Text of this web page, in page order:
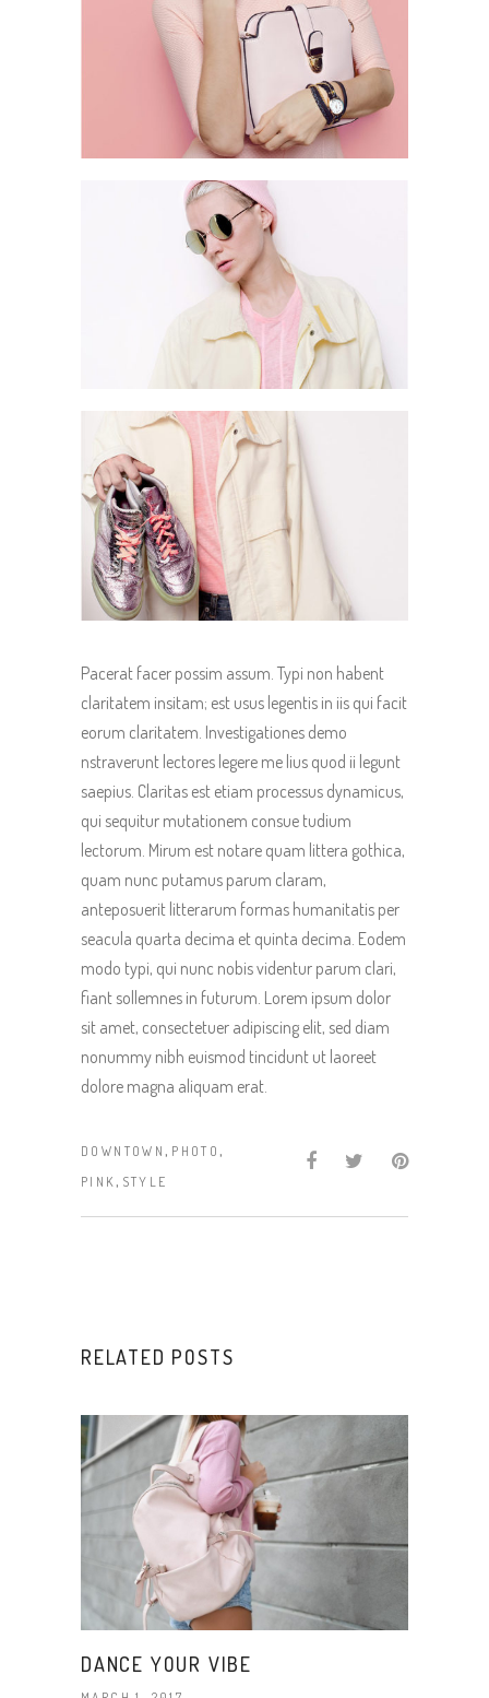
Pacerat facer possim assum. Typi non habent
claritatem insitam; est usus legentis in iis qui facit
eorum claritatem. Investigationes demo
nstraverunt lectores legere me lius quod ii legunt
saepius. Claritas est etiam processus dynamicus,
qui sequitur mutationem consue tudium
lectorum. Mirum est notare quam littera gothica,
quam nunc putamus parum claram,
anteposuerit litterarum formas humanitatis per
seacula quarta decima et quinta decima. Eodem
modo typi, qui nunc nobis videntur parum clari,
fiant sollemnes in futurum. Lorem ipsum dolor
sit amet, consectetuer adipiscing elit, sed diam
nonummy nibh euismod tincidunt ut laoreet
dolore magna aliquam erat.
DOWNTOWN, PHOTO,
PINK , STYLE
RELATED POSTS
DANCE YOUR VIBE